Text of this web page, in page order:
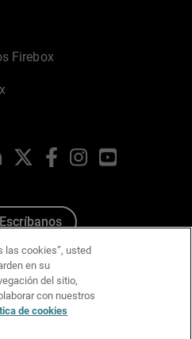
Firebox
LinkedIn FacebookInstagramYouTube
Escríbanos
las cookies”, usted
en su
del sitio,
con nuestros
de cookies